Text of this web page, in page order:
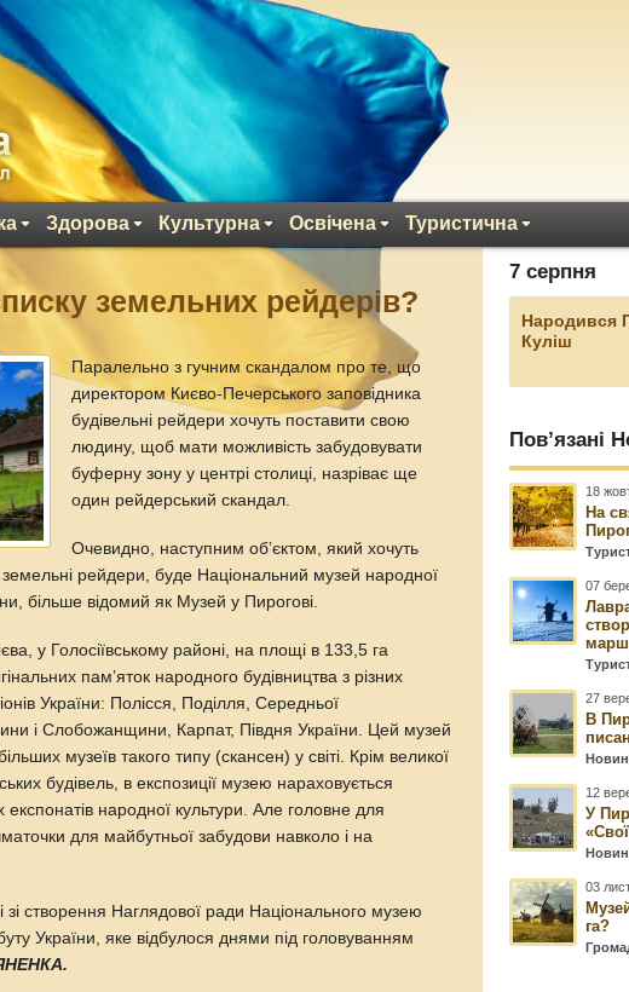
Здорова Культурна Освічена Туристична
земельних рейдерів?
Паралельно з гучним скандалом про те, що
директором Києво-Печерського заповідника
будівельні рейдери хочуть поставити свою
людину, щоб мати можливість забудовувати
буферну зону у центрі столиці, назріває ще
один рейдерський скандал.
Очевидно, наступним обʼєктом, який хочуть
земельні рейдери, буде Національний музей народної
більше відомий як Музей у Пирогові.
у Голосіївському районі, на площі в 133,5 га
пам’яток народного будівництва з різних
України: Полісся, Поділля, Середньої
і Слобожанщини, Карпат, Півдня України. Цей музей
музеїв такого типу (скансен) у світі. Крім великої
будівель, в експозиції музею нараховується
експонатів народної культури. Але головне для
для майбутньої забудови навколо і на
створення Наглядової ради Національного музею
України, яке відбулося днями під головуванням
7 серпня
Народився
Куліш
Пов’язані
18
На
07
27
В
12
У
03
га?